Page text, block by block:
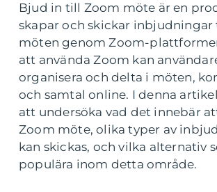
Bjud in till Zoom möte är en
skapar och skickar
möten genom Zoom-
att använda Zoom kan
organisera och delta i möten,
och samtal online. I denna
att undersöka vad det innebär
Zoom möte, olika typer av
kan skickas, och vilka alternativ
populära inom detta område.